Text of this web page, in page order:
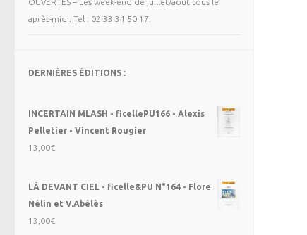
OUVERTES – Les week-end de juillet/août tous le
après-midi. Tel : 02 33 34 50 17.
DERNIÈRES ÉDITIONS :
INCERTAIN MLASH - ficellePU166 - Alexis
Pelletier - Vincent Rougier
13,00€
LÀ DEVANT CIEL - ficelle&PU N°164 - Flore
Nélin et V.Abélès
13,00€